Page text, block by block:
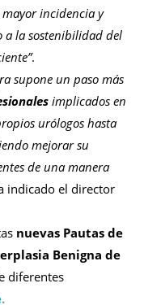
incidencia y
la sostenibilidad del
.
supone un paso más
implicados en
urólogos hasta
mejorar su
de una manera
indicado el director
nuevas Pautas de
Benigna de
diferentes
.